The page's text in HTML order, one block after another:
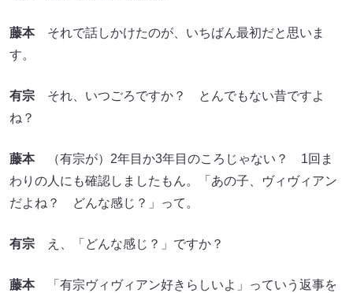
藤本それで話しかけたのが、いちばん最初だと思いま
す。
有宗 それ、いつごろですか？ とんでもない昔ですよ
ね？
藤本（有宗が）2年目か3年目のころじゃない？ 1回ま
わりの人にも確認しましたもん。「あの子、ヴィヴィアン
だよね？ どんな感じ？」って。
有宗 え、「どんな感じ？」ですか？
藤本「有宗ヴィヴィアン好きらしいよ」っていう返事を